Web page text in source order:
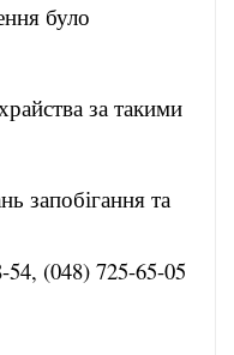
було
за такими
запобігання та
(048) 725-65-05